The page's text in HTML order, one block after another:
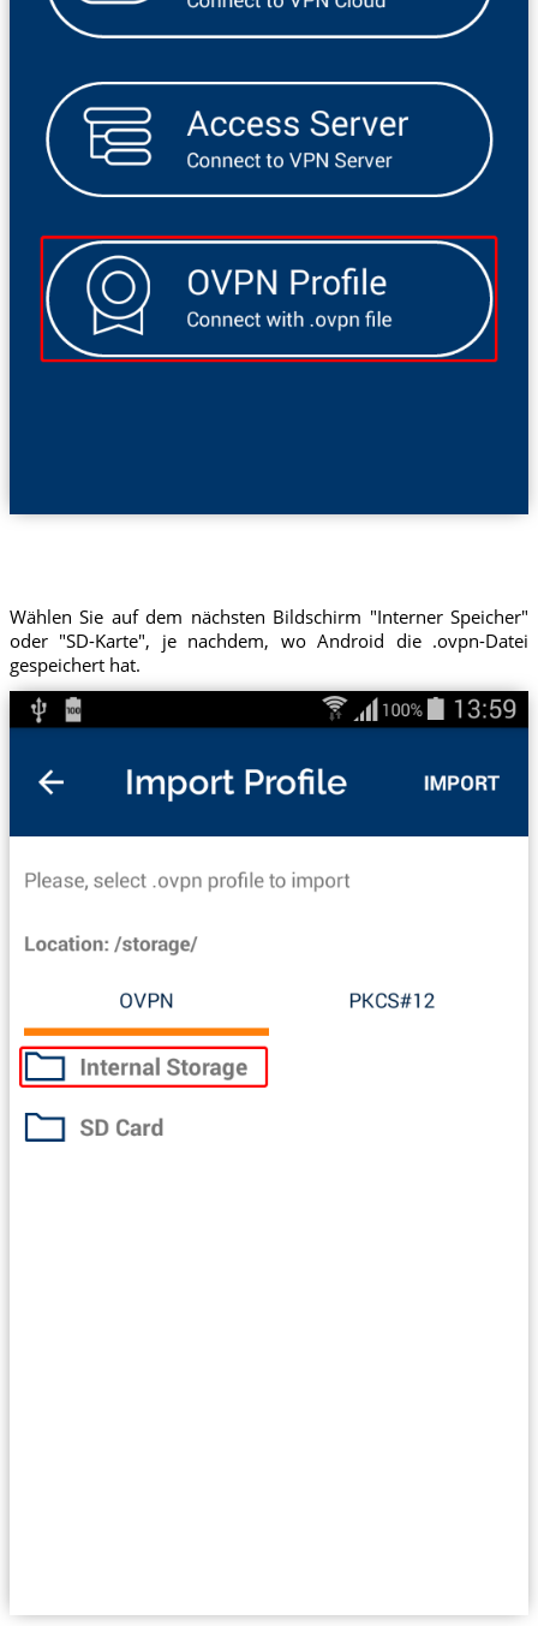
Wählen Sie auf dem nächsten Bildschirm "Interner Speicher"
oder "SD-Karte", je nachdem, wo Android die .ovpn-Datei
gespeichert hat.